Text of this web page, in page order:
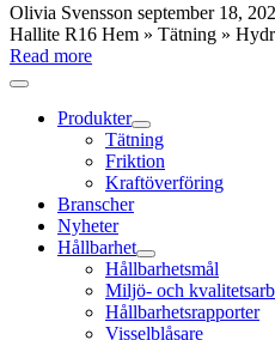
Olivia Svensson september 18,
Hallite R16 Hem » Tätning »
Read more
Produkter
Tätning
Friktion
Kraftöverföring
Branscher
Nyheter
Hållbarhet
Hållbarhetsmål
Miljö- och
Hållbarhetsrapporter
Visselblåsare